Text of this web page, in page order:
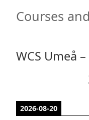
Courses
WCS Umeå
2026-08-20